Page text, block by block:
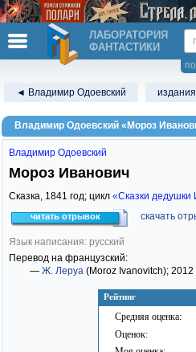
ЛАБОРАТОРИЯ
ФАНТАСТИКИ
◄ Владимир Одоевский
Владимир Одоевский «Мороз
Рейтинг
Средняя оценка:
Оценок:
Владимир Одоевский
Мороз Иванович
Сказка, 1841 год; цикл «Сказки дедушки
читать отрывок скачать
Язык написания: русский
Перевод на французский:
— Ж. Леруа (Moroz Ivanovitch); 2012